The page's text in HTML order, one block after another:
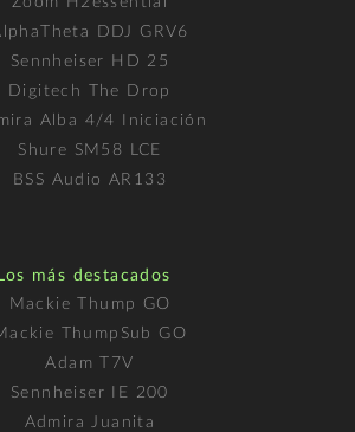
DDJ GRV6
Sennheiser HD 25
Digitech The Drop
Alba 4/4 Iniciación
Shure SM58 LCE
BSS Audio AR133
Los más destacados
Mackie Thump GO
ThumpSub GO
Adam T7V
Sennheiser IE 200
Admira Juanita